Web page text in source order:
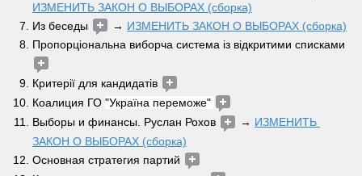
ИЗМЕНИТЬ ЗАКОН О ВЫБОРАХ (сборка)
Из беседы
→ ИЗМЕНИТЬ ЗАКОН О ВЫБОРАХ (сборка)
Пропорціональна виборча система із відкритими списками
Критерії для кандидатів
Коалиция ГО "Україна переможе"
Выборы и финансы. Руслан Рохов
→ ИЗМЕНИТЬ
ЗАКОН О ВЫБОРАХ (сборка)
Основная стратегия партий